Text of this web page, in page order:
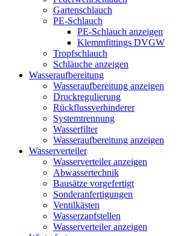
Gartenschlauch
PE-Schlauch
PE-Schlauch anzeigen
Klemmfittings DVGW
Tropfschlauch
Schläuche anzeigen
Wasseraufbereitung
Wasseraufbereitung anzeigen
Druckregulierung
Rückflussverhinderer
Systemtrennung
Wasserfilter
Wasseraufbereitung anzeigen
Wasserverteiler
Wasserverteiler anzeigen
Abwassertechnik
Bausätze vorgefertigt
Sonderanfertigungen
Ventilkästen
Wasserzapfstellen
Wasserverteiler anzeigen